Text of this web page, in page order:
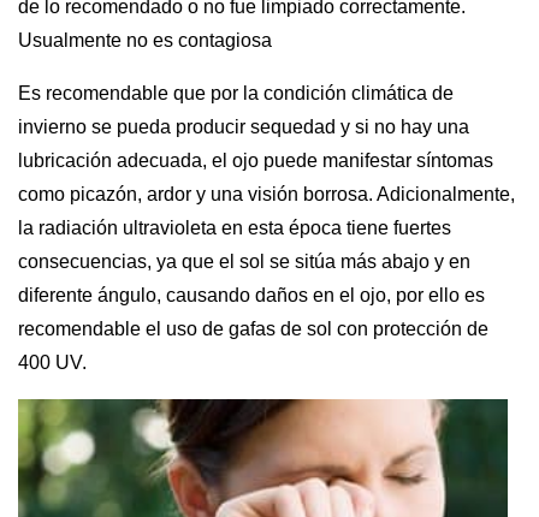
de lo recomendado o no fue limpiado correctamente.
Usualmente no es contagiosa
Es recomendable que por la condición climática de
invierno se pueda producir sequedad y si no hay una
lubricación adecuada, el ojo puede manifestar síntomas
como picazón, ardor y una visión borrosa. Adicionalmente,
la radiación ultravioleta en esta época tiene fuertes
consecuencias, ya que el sol se sitúa más abajo y en
diferente ángulo, causando daños en el ojo, por ello es
recomendable el uso de gafas de sol con protección de
400 UV.